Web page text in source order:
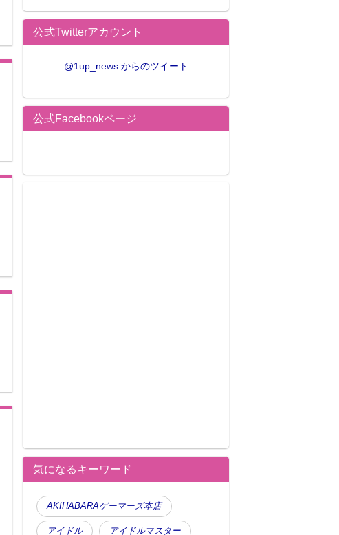
公式Twitterアカウント
@1up_news からのツイート
公式Facebookページ
気になるキーワード
AKIHABARAゲーマーズ本店
アイドル アイドルマスター